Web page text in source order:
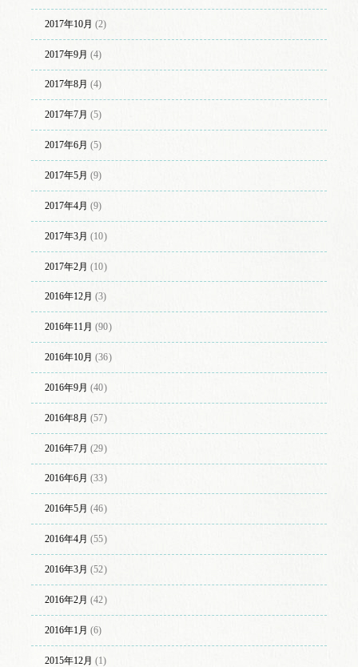
2017年10月 (2)
2017年9月 (4)
2017年8月 (4)
2017年7月 (5)
2017年6月 (5)
2017年5月 (9)
2017年4月 (9)
2017年3月 (10)
2017年2月 (10)
2016年12月 (3)
2016年11月 (90)
2016年10月 (36)
2016年9月 (40)
2016年8月 (57)
2016年7月 (29)
2016年6月 (33)
2016年5月 (46)
2016年4月 (55)
2016年3月 (52)
2016年2月 (42)
2016年1月 (6)
2015年12月 (1)